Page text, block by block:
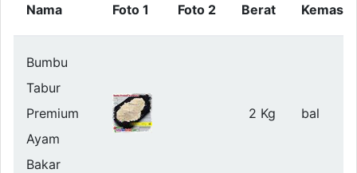
Nama Foto 1 Foto 2 Berat
Bumbu
Tabur
Premium
Ayam
Bakar
2 Kg bal